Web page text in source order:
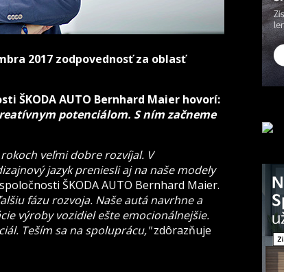
2017 zodpovednosť za oblasť
ŠKODA AUTO Bernhard Maier hovorí:
potenciálom. S ním začneme
veľmi dobre rozvíjal. V
jazyk preniesli aj na naše modely
ŠKODA AUTO Bernhard Maier.
fázu rozvoja. Naše autá navrhne a
výroby vozidiel ešte emocionálnejšie.
Teším sa na spoluprácu,"zdôrazňuje